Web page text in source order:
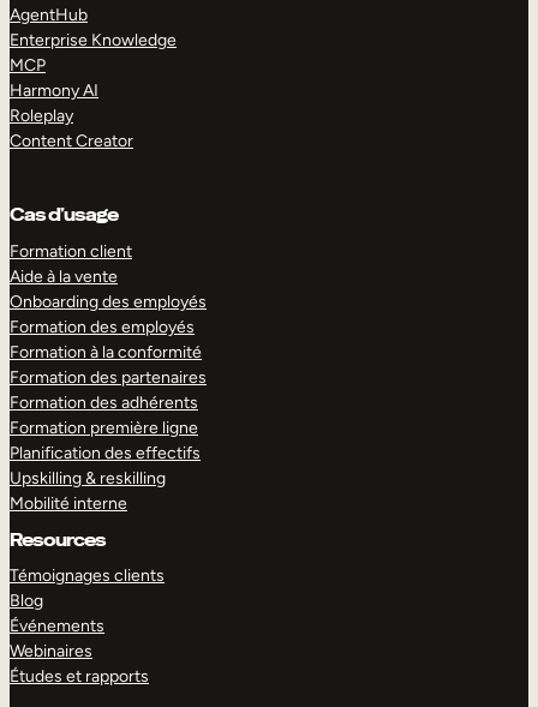
AgentHub
Enterprise Knowledge
MCP
Harmony AI
Roleplay
Content Creator
Cas d’usage
Formation client
Aide à la vente
Onboarding des employés
Formation des employés
Formation à la conformité
Formation des partenaires
Formation des adhérents
Formation première ligne
Planification des effectifs
Upskilling & reskilling
Mobilité interne
Resources
Témoignages clients
Blog
Événements
Webinaires
Études et rapports